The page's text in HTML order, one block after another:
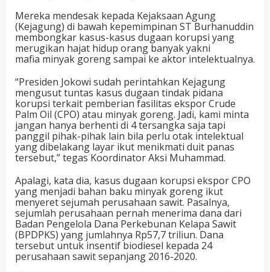
Mereka mendesak kepada Kejaksaan Agung
(Kejagung) di bawah kepemimpinan ST Burhanuddin
membongkar kasus-kasus dugaan korupsi yang
merugikan hajat hidup orang banyak yakni
mafia minyak goreng sampai ke aktor intelektualnya.
“Presiden Jokowi sudah perintahkan Kejagung
mengusut tuntas kasus dugaan tindak pidana
korupsi terkait pemberian fasilitas ekspor Crude
Palm Oil (CPO) atau minyak goreng. Jadi, kami minta
jangan hanya berhenti di 4 tersangka saja tapi
panggil pihak-pihak lain bila perlu otak intelektual
yang dibelakang layar ikut menikmati duit panas
tersebut,” tegas Koordinator Aksi Muhammad.
Apalagi, kata dia, kasus dugaan korupsi ekspor CPO
yang menjadi bahan baku minyak goreng ikut
menyeret sejumah perusahaan sawit. Pasalnya,
sejumlah perusahaan pernah menerima dana dari
Badan Pengelola Dana Perkebunan Kelapa Sawit
(BPDPKS) yang jumlahnya Rp57,7 triliun. Dana
tersebut untuk insentif biodiesel kepada 24
perusahaan sawit sepanjang 2016-2020.